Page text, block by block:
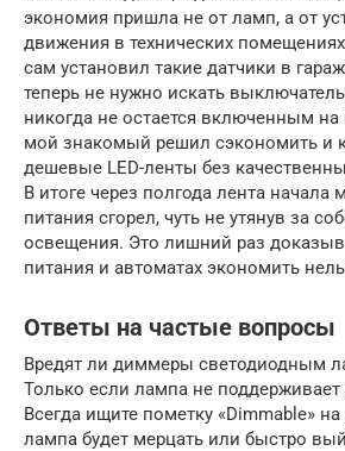
экономия пришла не от ламп, а от
движения в технических
сам установил такие датчики в
теперь не нужно искать
никогда не остается включенным
мой знакомый решил сэкономить и
дешевые LED-ленты без
В итоге через полгода лента начала
питания сгорел, чуть не утянув за
освещения. Это лишний раз
питания и автоматах экономить
Ответы на частые вопросы
Вредят ли диммеры светодиодным
Только если лампа не
Всегда ищите пометку «Dimmable»
лампа будет мерцать или быстро